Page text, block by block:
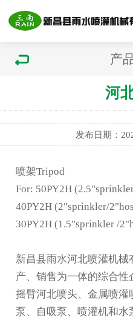
产
河
发布日期：
喷架Tripod
For: 50PY2H
40PY2H (2"sprinkler/
30PY2H (1.5"sprinkler /
新昌县雨水河北喷灌机械
产、销售为一体的综合
摇臂河北喷头、金属喷灌
泵、自吸泵、喷灌机和